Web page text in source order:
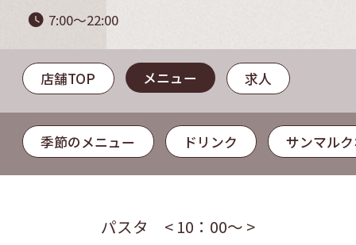
watch_later 7:00～22:00
店舗TOP メニュー 求人
季節のメニュー ドリンク サンマル
パスタ < 10：00～ >